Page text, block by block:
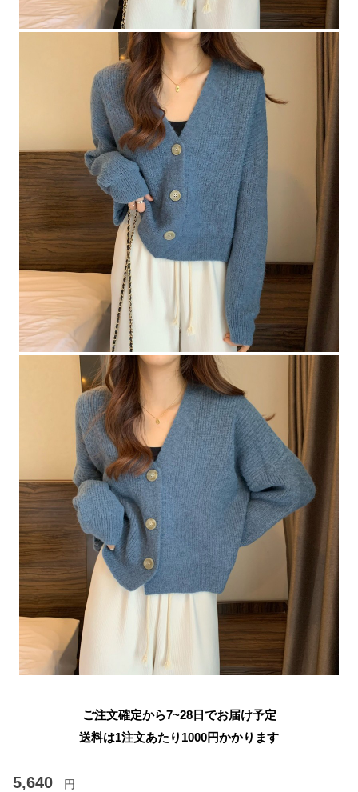
ご注文確定から7~28日でお届け予定
送料は1注文あたり 1000円かかります
5,640 円